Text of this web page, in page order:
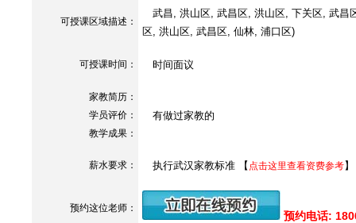
可授课区域描述：
武昌, 洪山区, 武昌区, 洪山区, 下关区, 武昌
区, 洪山区, 武昌区, 仙林, 浦口区)
可授课时间： 时间面议
家教简历：
学员评价：
教学成果：
有做过家教的
薪水要求： 执行武汉家教标准 【 点击这里查看资费参考】
预约这位老师：
预约电话: